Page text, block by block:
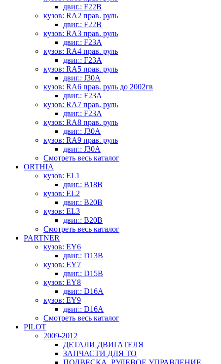
двиг.: F22B
кузов: RA2 прав. руль
двиг.: F22B
кузов: RA3 прав. руль
двиг.: F23A
кузов: RA4 прав. руль
двиг.: F23A
кузов: RA5 прав. руль
двиг.: J30A
кузов: RA6 прав. руль до 2002гв
двиг.: F23A
кузов: RA7 прав. руль
двиг.: F23A
кузов: RA8 прав. руль
двиг.: J30A
кузов: RA9 прав. руль
двиг.: J30A
Смотреть весь каталог
ORTHIA
кузов: EL1
двиг.: B18B
кузов: EL2
двиг.: B20B
кузов: EL3
двиг.: B20B
Смотреть весь каталог
PARTNER
кузов: EY6
двиг.: D13B
кузов: EY7
двиг.: D15B
кузов: EY8
двиг.: D16A
кузов: EY9
двиг.: D16A
Смотреть весь каталог
PILOT
2009-2012
ДЕТАЛИ ДВИГАТЕЛЯ
ЗАПЧАСТИ ДЛЯ ТО
ПОДВЕСКА, РУЛЕВОЕ УПРАВЛЕНИЕ,